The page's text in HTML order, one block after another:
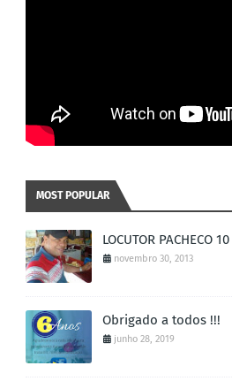
MOST POPULAR
LOCUTOR PACHECO 10
novembro 30, 2013
Obrigado a todos !!!
junho 28, 2019